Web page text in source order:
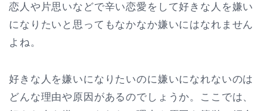
恋人や片思いなどで辛い恋愛をして好きな人を嫌い
になりたいと思ってもなかなか嫌いにはなれません
よね。
好きな人を嫌いになりたいのに嫌いになれないのは
どんな理由や原因があるのでしょうか。ここでは、